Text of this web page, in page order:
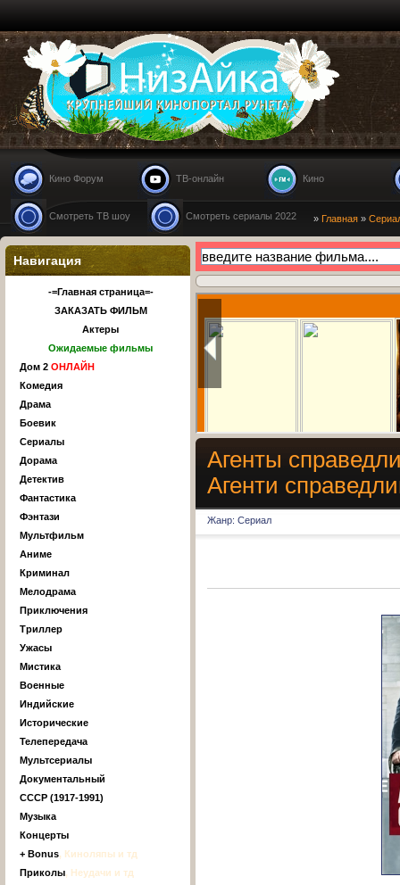
Nizaika.ru
Кино Форум ТВ-онлайн Кино
Смотреть ТВ шоу Смотреть сериалы 2022 » Главная »
Агенты
Агенти
Жанр: Сериал
Навигация
-=Главная страница=-
ЗАКАЗАТЬ ФИЛЬМ
Актеры
Ожидаемые фильмы
Дом 2 ОНЛАЙН
Комедия
Драма
Боевик
Сериалы
Дорама
Детектив
Фантастика
Фэнтази
Мультфильм
Аниме
Криминал
Мелодрама
Приключения
Триллер
Ужасы
Мистика
Военные
Индийские
Исторические
Телепередача
Мультсериалы
Документальный
СССР (1917-1991)
Музыка
Концерты
+ Bonus, Киноляпы и тд
Приколы, Неудачи и тд